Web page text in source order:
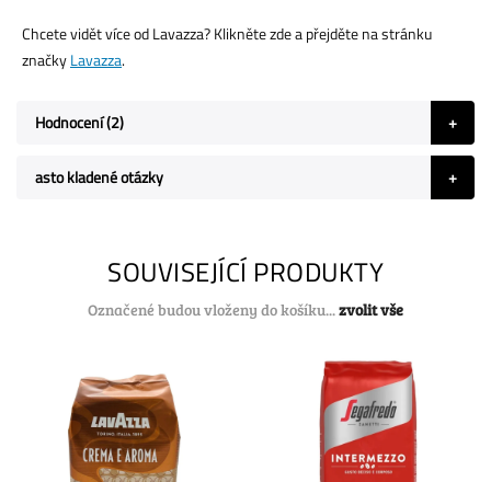
Chcete vidět více od Lavazza? Klikněte zde a přejděte na stránku
značkyLavazza.
Hodnocení 2
asto kladené otázky
SOUVISEJÍCÍ PRODUKTY
Označené budou vloženy do košíku...zvolit vše